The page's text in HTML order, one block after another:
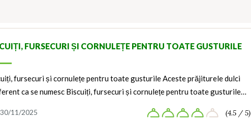
FURSECURI ȘI CORNULEȚE PENTRU TOATE GUSTURILE
fursecuri și cornulețe pentru toate gusturile Aceste prăjiturele dulci
ca se numesc Biscuiți, fursecuri și cornulețe pentru toate gusturile…
30/11/2025 (4.5 / 5)